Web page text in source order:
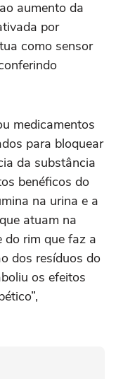
aumento da
por
como sensor
medicamentos
para bloquear
da substância
benéficos do
na urina e a
atuam na
do rim que faz a
dos resíduos do
os efeitos